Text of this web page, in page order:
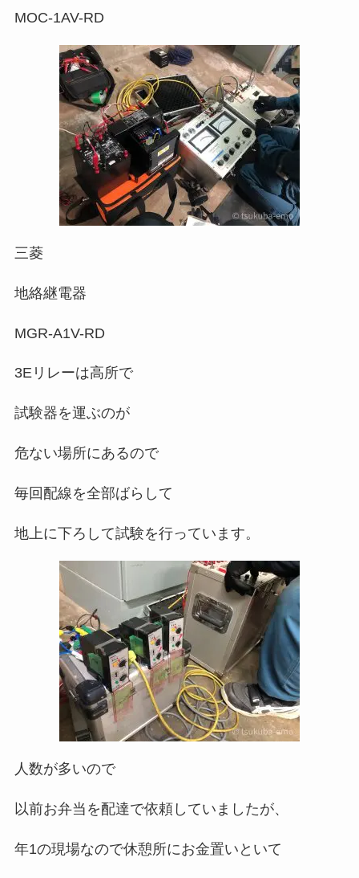
MOC-1AV-RD
三菱
地絡継電器
MGR-A1V-RD
3Eリレーは高所で
試験器を運ぶのが
危ない場所にあるので
毎回配線を全部ばらして
地上に下ろして試験を行っています。
人数が多いので
以前お弁当を配達で依頼していましたが、
年1の現場なので休憩所にお金置いといて